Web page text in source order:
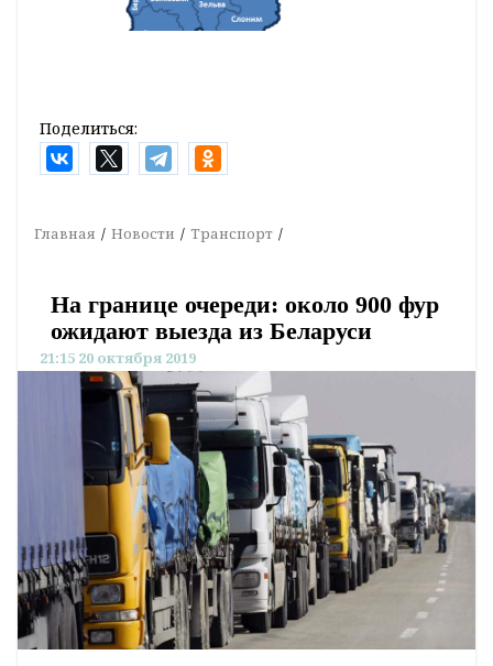
Поделиться:
Главная Новости Транспорт
На границе очереди: около 900 фур
ожидают выезда из Беларуси
21:15 20 октября 2019